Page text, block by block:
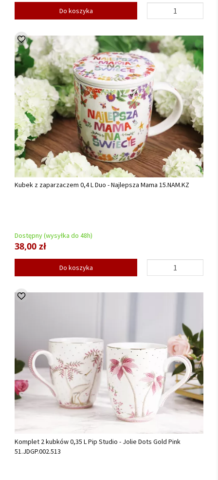
Do koszyka
Kubek z zaparzaczem 0,4 L Duo - Najlepsza Mama 15.NAM.KZ
Dostępny (wysyłka do 48h)
38,00 zł
Do koszyka
Komplet 2 kubków 0,35 L Pip Studio - Jolie Dots Gold Pink
51.JDGP.002.513